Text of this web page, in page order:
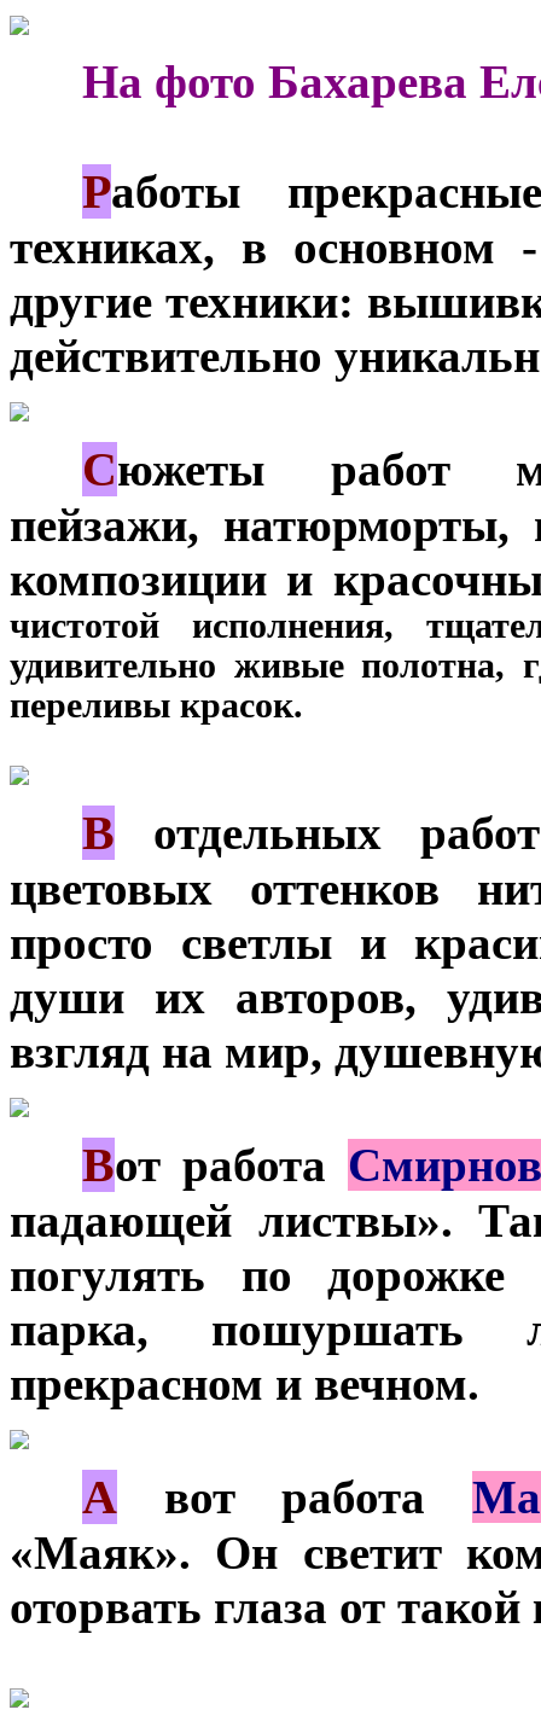
На фото Бахарева
Работы
техниках, в
другие техники:
действительно
Сюжеты работ
пейзажи, натюрморты,
композиции и
чистотой исполнения,
удивительно живые полотна,
переливы красок.
В отдельных
цветовых оттенков
просто светлы и
души их авторов,
взгляд на мир,
Вот работа
падающей листвы».
погулять по дорожке
парка, пошуршать
прекрасном и вечном.
А вот работа
«Маяк». Он светит
оторвать глаза от